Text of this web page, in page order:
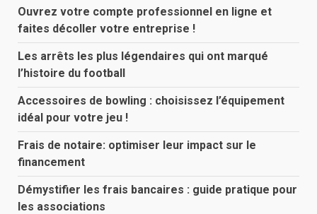
Ouvrez votre compte professionnel en ligne et
faites décoller votre entreprise !
Les arrêts les plus légendaires qui ont marqué
l’histoire du football
Accessoires de bowling : choisissez l’équipement
idéal pour votre jeu !
Frais de notaire: optimiser leur impact sur le
financement
Démystifier les frais bancaires : guide pratique pour
les associations